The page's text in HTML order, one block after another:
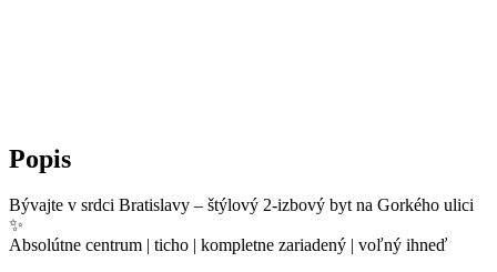
Popis
Bývajte v srdci Bratislavy – štýlový 2-izbový byt na Gorkého ulici
✨
Absolútne centrum | ticho | kompletne zariadený | voľný ihneď